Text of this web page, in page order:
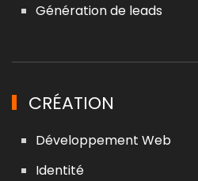
Génération de leads
CRÉATION
Développement Web
Identité